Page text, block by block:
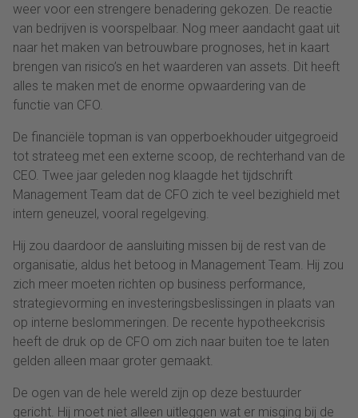
weer voor een strengere benadering gekozen. De reactie
van bedrijven is voorspelbaar. Nog meer aandacht gaat uit
naar het maken van betrouwbare prognoses, het in kaart
brengen van risico’s en het waarderen van assets. Dit heeft
alles te maken met de enorme opwaardering van de
functie van CFO.
De financiële topman is van opperboekhouder uitgegroeid
tot strateeg met een externe scoop, de rechterhand van de
CEO. Twee jaar geleden nog klaagde het tijdschrift
Management Team dat de CFO zich te veel bezighield met
intern geneuzel, vooral regelgeving.
Hij zou daardoor de aansluiting missen bij de rest van de
organisatie, aldus het betoog in Management Team. Hij zou
zich meer moeten richten op business performance,
strategievorming en investeringsbeslissingen in plaats van
op interne beslommeringen. De recente hypotheekcrisis
heeft de druk op de CFO om zich naar buiten toe te laten
gelden alleen maar groter gemaakt.
De ogen van de hele wereld zijn op deze bestuurder
gericht. Hij moet niet alleen uitleggen wat er misging bij de